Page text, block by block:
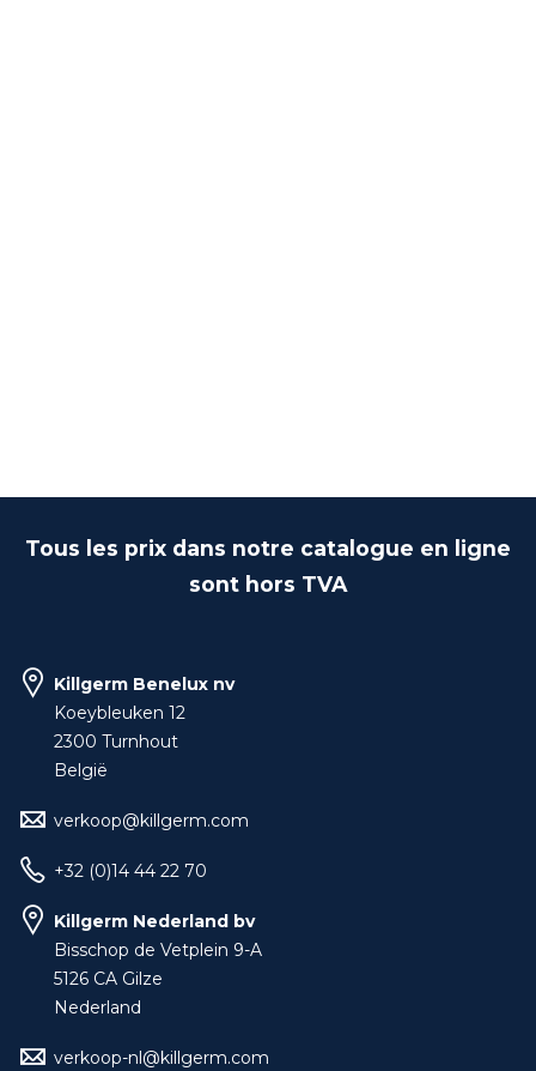
Tous les prix dans notre catalogue en ligne
sont hors TVA
Killgerm Benelux nv
Koeybleuken 12
2300 Turnhout
België
verkoop@killgerm.com
+32 (0)14 44 22 70
Killgerm Nederland bv
Bisschop de Vetplein 9-A
5126 CA Gilze
Nederland
verkoop-nl@killgerm.com